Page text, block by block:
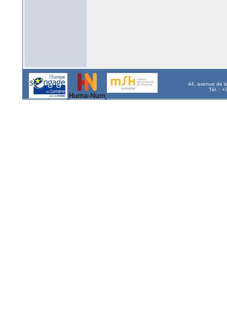
44, avenue de
Tél. :